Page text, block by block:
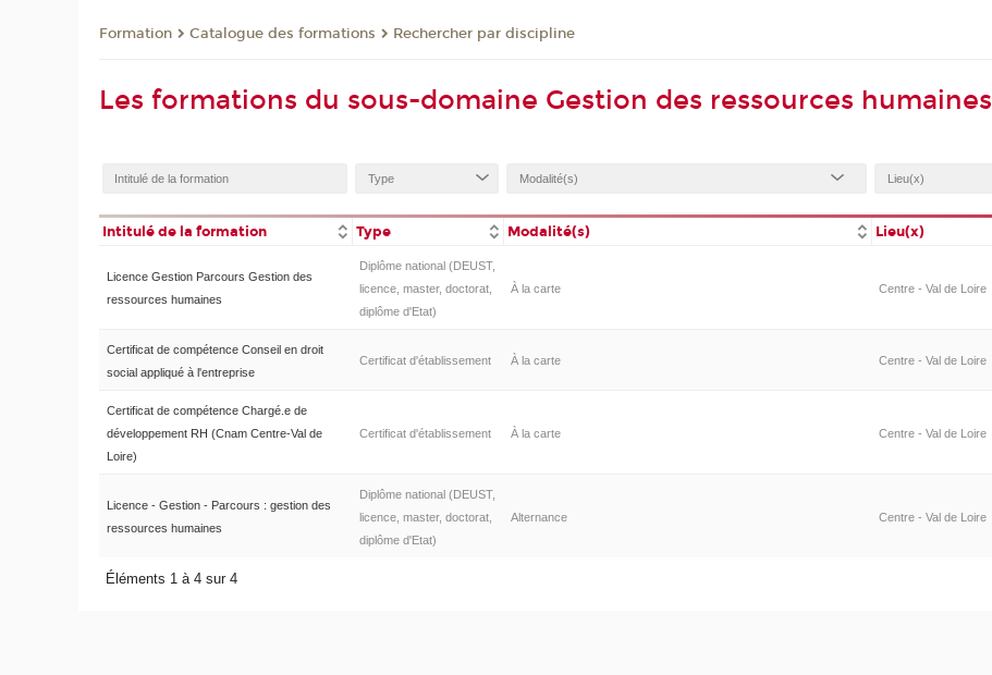
Formation Catalogue des formations Rechercher par discipline
Les formations du sous-domaine Gestion des ressources humaines
Intitulé de la formation Type Modalité(s) Lieu(x)
Licence Gestion Parcours Gestion des
ressources humaines
Diplôme national (DEUST,
licence, master, doctorat,
diplôme d'Etat)
À la carte Centre - Val de Loire
Certificat de compétence Conseil en droit
social appliqué à l'entreprise
Certificat d'établissement À la carte Centre - Val de Loire
Certificat de compétence Chargé.e de
développement RH (Cnam Centre-Val de
Loire)
Certificat d'établissement À la carte Centre - Val de Loire
Licence - Gestion - Parcours : gestion des
ressources humaines
Diplôme national (DEUST,
licence, master, doctorat,
diplôme d'Etat)
Alternance Centre - Val de Loire
Éléments 1 à 4 sur 4